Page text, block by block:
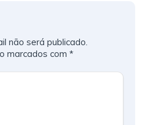
não será publicado.
marcados com *